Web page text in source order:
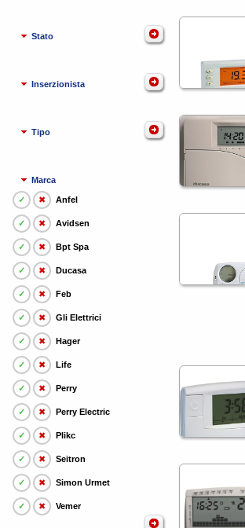
Stato
Inserzionista
Tipo
Marca
✓ ✖ Anfel
✓ ✖ Avidsen
✓ ✖ Bpt Spa
✓ ✖ Ducasa
✓ ✖ Feb
✓ ✖ Gli Elettrici
✓ ✖ Hager
✓ ✖ Life
✓ ✖ Perry
✓ ✖ Perry Electric
✓ ✖ Plikc
✓ ✖ Seitron
✓ ✖ Simon Urmet
✓ ✖ Vemer